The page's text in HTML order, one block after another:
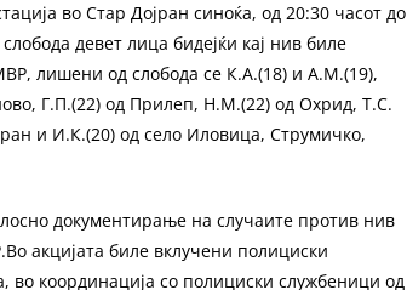
во Стар Дојран синоќа, од 20:30 часот до
девет лица бидејќи кај нив биле
лишени од слобода се К.А.(18) и А.М.(19),
Г.П.(22) од Прилеп, Н.М.(22) од Охрид, Т.С.
и И.К.(20) од село Иловица, Струмичко,
документирање на случаите против нив
акцијата биле вклучени полициски
координација со полициски службеници од